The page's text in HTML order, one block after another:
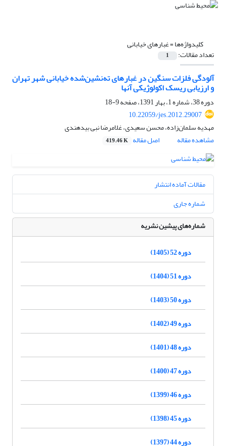
کلیدواژه‌ها =غبارهای خیابانی
تعداد مقالات: 1
آلودگی فلزات سنگین در غبارهای ته‌نشین‌شده خیابانی شهر تهران
و ارزیابی ریسک اکولوژیکی آنها
دوره 38، شماره 1، بهار 1391، صفحه
9-18
10.22059/jes.2012.29007
مهدیه سلمان‌زاده، محسن سعیدی، غلامرضا نبی بیدهندی
مشاهده مقاله
اصل مقاله 419.46 K
مقالات آماده انتشار
شماره جاری
شماره‌های پیشین نشریه
دوره 52 (1405)
دوره 51 (1404)
دوره 50 (1403)
دوره 49 (1402)
دوره 48 (1401)
دوره 47 (1400)
دوره 46 (1399)
دوره 45 (1398)
دوره 44 (1397)